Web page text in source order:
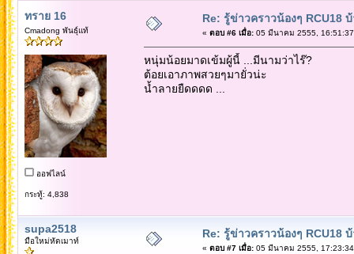
ทราย 16
Cmadong พันธุ์แท้
ออฟไลน์
กระทู้: 4,838
Re: รู้ข่าวคราวน้องๆ RCU18
« ตอบ #6 เมื่อ:05 มีนาคม 2555,
หนุ่มน้อยมาดเข้มผู้นี้ ...มีนามว่าไร๊?
ต้อยเอาภาพสวยๆมายั่วน่ะ
น้ำลายยืดดดด ...
supa2518
มือใหม่หัดเมาท์
Re: รู้ข่าวคราวน้องๆ RCU18
« ตอบ #7 เมื่อ:05 มีนาคม 2555,